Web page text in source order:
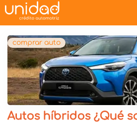
comprar auto
Autos híbridos ¿Qué